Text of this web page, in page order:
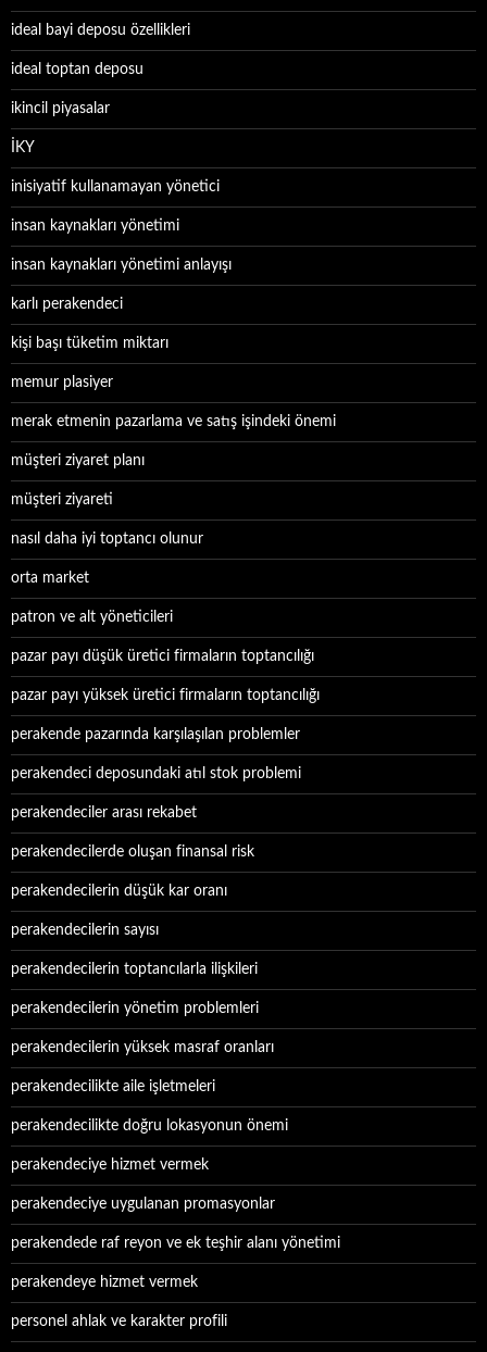
ideal bayi deposu özellikleri
ideal toptan deposu
ikincil piyasalar
İKY
inisiyatif kullanamayan yönetici
insan kaynakları yönetimi
insan kaynakları yönetimi anlayışı
karlı perakendeci
kişi başı tüketim miktarı
memur plasiyer
merak etmenin pazarlama ve satış işindeki önemi
müşteri ziyaret planı
müşteri ziyareti
nasıl daha iyi toptancı olunur
orta market
patron ve alt yöneticileri
pazar payı düşük üretici firmaların toptancılığı
pazar payı yüksek üretici firmaların toptancılığı
perakende pazarında karşılaşılan problemler
perakendeci deposundaki atıl stok problemi
perakendeciler arası rekabet
perakendecilerde oluşan finansal risk
perakendecilerin düşük kar oranı
perakendecilerin sayısı
perakendecilerin toptancılarla ilişkileri
perakendecilerin yönetim problemleri
perakendecilerin yüksek masraf oranları
perakendecilikte aile işletmeleri
perakendecilikte doğru lokasyonun önemi
perakendeciye hizmet vermek
perakendeciye uygulanan promasyonlar
perakendede raf reyon ve ek teşhir alanı yönetimi
perakendeye hizmet vermek
personel ahlak ve karakter profili